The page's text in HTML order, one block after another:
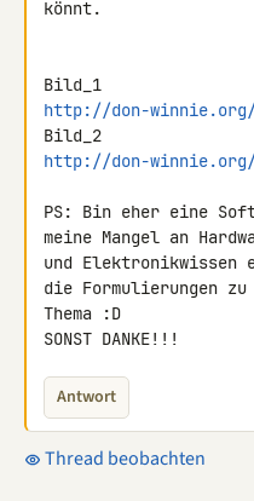
könnt.
http://don-winnie.org/
http://don-
PS: Bin eher eine
meine Mangel an
und Elektronikwissen
die Formulierungen zu
Thema :D
SONST DANKE!!!
Antwort
Thread beobachten